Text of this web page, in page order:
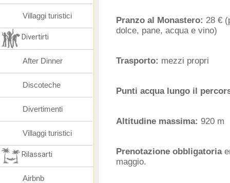
Pranzo al Monastero: 28 €
dolce, pane, acqua e vino)
Trasporto: mezzi propri
Punti acqua lungo il
Altitudine massima: 920 m
Prenotazione obbligatoria
maggio.
Villaggi turistici
Divertirti
After Dinner
Discoteche
Divertimenti
Villaggi turistici
Rilassarti
Airbnb